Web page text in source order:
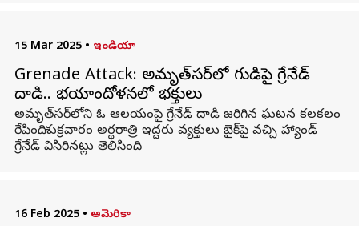
15 Mar 2025 • ఇండియా
Grenade Attack: అమృత్‌సర్‌లో గుడిపై గ్రేనేడ్
దాడి.. భయాందోళనలో భక్తులు
అమృత్‌సర్‌లోని ఓ ఆలయంపై గ్రేనేడ్ దాడి జరిగిన ఘటన కలకలం
రేపింది. శుక్రవారం అర్థరాత్రి ఇద్దరు వ్యక్తులు బైక్‌పై వచ్చి హ్యాండ్
గ్రేనేడ్ విసిరినట్లు తెలిసింది.
16 Feb 2025 • అమెరికా